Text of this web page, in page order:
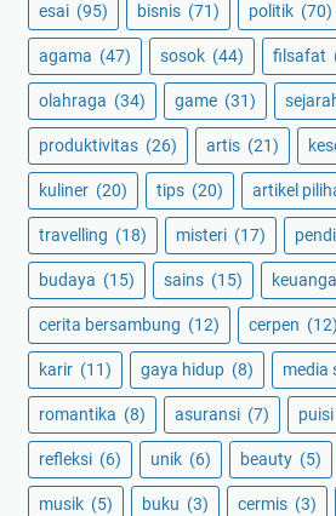
esai (95) bisnis (71) politik (70)
agama (47) sosok (44) filsafat
olahraga (34) game (31)
produktivitas (26) artis (21)
kuliner (20) tips (20) artikel
travelling (18) misteri (17)
budaya (15) sains (15)
cerita bersambung (12) cerpen (12)
karir (11) gaya hidup (8) media
romantika (8) asuransi (7) puisi
refleksi (6) unik (6) beauty (5)
musik (5) buku (3) cermis (3)